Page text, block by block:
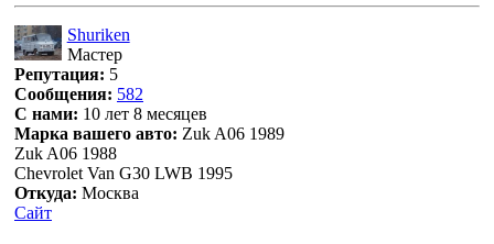
Shuriken
Мастер
Репутация: 5
Сообщения: 582
С нами: 10 лет 8 месяцев
Марка вашего авто: Zuk A06 1989
Zuk A06 1988
Chevrolet Van G30 LWB 1995
Откуда: Москва
Сайт